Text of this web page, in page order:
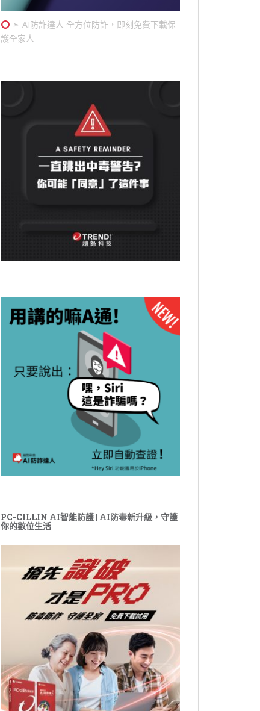
➣ AI防詐達人 全方位防詐，即刻免費下載保
護全家人
PC-CILLIN AI智能防護 | AI防毒新升級，守護
你的數位生活